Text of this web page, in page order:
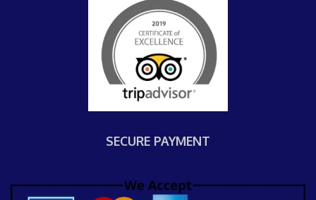
SECURE PAYMENT